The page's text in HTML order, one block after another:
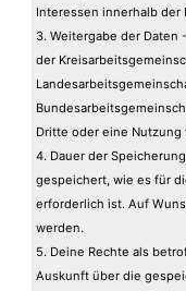
Interessen innerhalb der
3. Weitergabe der
der
Dritte oder eine
4. Dauer der
gespeichert, wie es für
erforderlich ist. Auf
werden.
5. Deine Rechte als
Auskunft über die